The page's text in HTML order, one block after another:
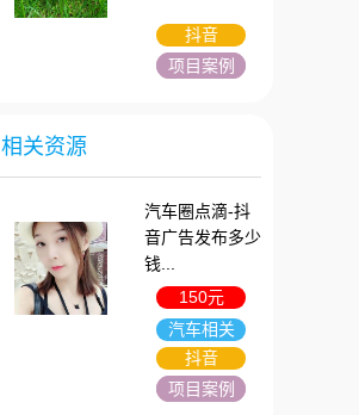
抖音
项目案例
相关资源
汽车圈点滴-抖
音广告发布多少
钱...
150元
汽车相关
抖音
项目案例